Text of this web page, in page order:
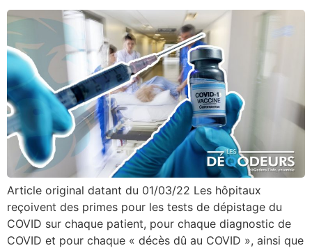
Article original datant du 01/03/22 Les hôpitaux
reçoivent des primes pour les tests de dépistage du
COVID sur chaque patient, pour chaque diagnostic de
COVID et pour chaque « décès dû au COVID », ainsi que